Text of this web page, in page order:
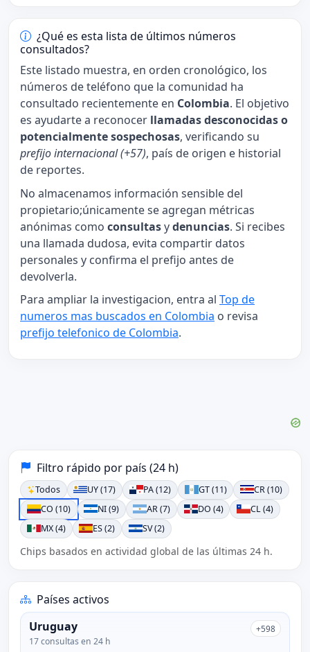
¿Qué es esta lista de últimos números
consultados?
Este listado muestra, en orden cronológico, los
números de teléfono que la comunidad ha
consultado recientemente en Colombia. El objetivo
es ayudarte a reconocer llamadas desconocidas o
potencialmente sospechosas, verificando su
prefijo internacional (+57), país de origen e historial
de reportes.
No almacenamos información sensible del
propietario;únicamente se agregan métricas
anónimas como consultasydenuncias. Si recibes
una llamada dudosa, evita compartir datos
personales y confirma el prefijo antes de
devolverla.
Para ampliar la investigacion, entra al Top de
numeros mas buscados en Colombia o revisa
prefijo telefonico de Colombia.
Filtro rápido por país (24 h)
Todos UY (17) PA (12) GT (11)
CR (10)
CO (10)
NI (9) AR (7) DO (4)
CL (4)
MX (4)
ES (2) SV (2)
Chips basados en actividad global de las últimas 24 h.
Países activos
Uruguay
17 consultas en 24 h
+598